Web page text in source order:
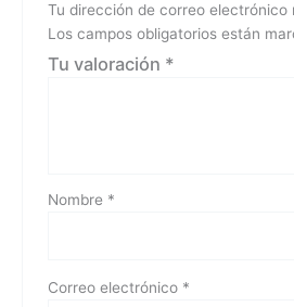
Tu dirección de correo electrónico
Los campos obligatorios están
Tu valoración *
Nombre *
Correo electrónico *